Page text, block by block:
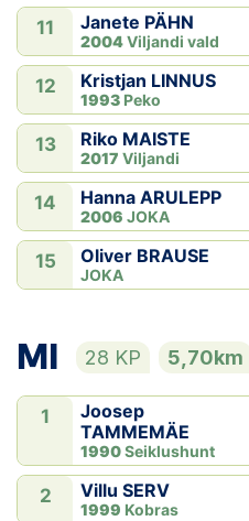
11 Janete PÄHN
2004Viljandi vald
12 Kristjan LINNUS
1993 Peko
13 Riko MAISTE
2017 Viljandi
14 Hanna ARULEPP
2006 JOKA
15 Oliver BRAUSE
JOKA
MI 28 KP 5,70km
1
Joosep
TAMMEMÄE
1990Seiklushunt
2 Villu SERV
1999 Kobras